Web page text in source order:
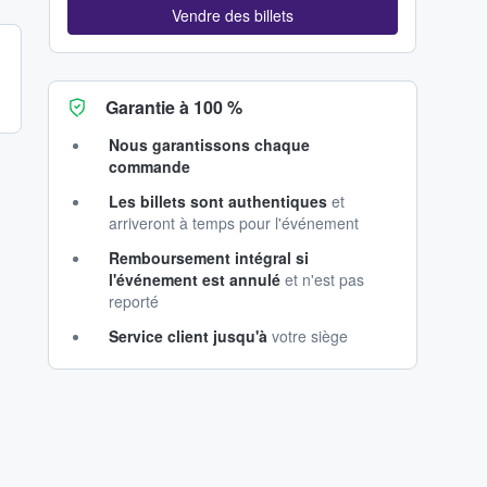
Vendre des billets
Garantie à 100 %
Nous garantissons chaque
commande
Les billets sont authentiques et
arriveront à temps pour l'événement
Remboursement intégral si
l'événement est annulé et n'est pas
reporté
Service client jusqu'à votre siège